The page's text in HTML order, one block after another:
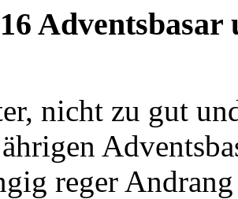
Adventsbasar
nicht zu gut
reger